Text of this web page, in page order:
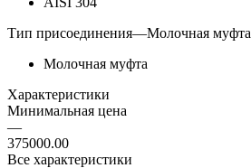
Тип присоединения—Молочная муфта
Молочная муфта
Характеристики
Минимальная цена
—
375000.00
Все характеристики